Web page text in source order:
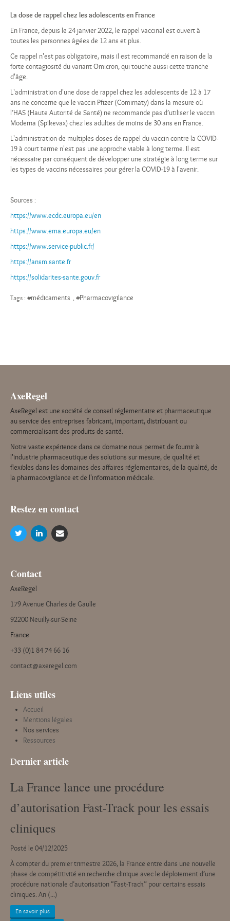
La dose de rappel chez les adolescents en France
En France, depuis le 24 janvier 2022, le rappel vaccinal est ouvert à
toutes les personnes âgées de 12 ans et plus.
Ce rappel n'est pas obligatoire, mais il est recommandé en raison de la
forte contagiosité du variant Omicron, qui touche aussi cette tranche
d'âge.
L'administration d'une dose de rappel chez les adolescents de 12 à 17
ans ne concerne que le vaccin Pfizer (Comirnaty) dans la mesure où
l’HAS (Haute Autorité de Santé) ne recommande pas d’utiliser le vaccin
Moderna (Spikevax) chez les adultes de moins de 30 ans en France.
L'administration de multiples doses de rappel du vaccin contre la COVID-
19 à court terme n'est pas une approche viable à long terme. Il est
nécessaire par conséquent de développer une stratégie à long terme sur
les types de vaccins nécessaires pour gérer la COVID-19 à l'avenir.
Sources :
https://www.ecdc.europa.eu/en
https://www.ema.europa.eu/en
https://www.service-public.fr/
https://ansm.sante.fr
https://solidarites-sante.gouv.fr
Tags : #médicaments #Pharmacovigilance
AxeRegel
AxeRegel est une société de conseil réglementaire et pharmaceutique
au service des entreprises fabricant, important, distribuant ou
commercialisant des produits de santé.
Notre vaste expérience dans ce domaine nous permet de fournir à
l'industrie pharmaceutique des solutions sur mesure, de qualité et
flexibles dans les domaines des affaires réglementaires, de la qualité, de
la pharmacovigilance et de l'information médicale.
Restez en contact
Contact
AxeRegel
179 Avenue Charles de Gaulle
92200 Neuilly-sur-Seine
France
+33 (0)1 84 74 66 16
contact@axeregel.com
Liens utiles
Accueil
Mentions légales
Nos services
Ressources
Dernier article
La France lance une procédure
d’autorisation Fast-Track pour les essais
cliniques
Posté le 04/12/2025
À compter du premier trimestre 2026, la France entre dans une nouvelle
phase de compétitivité en recherche clinique avec le déploiement d’une
procédure nationale d’autorisation “Fast-Track” pour certains essais
cliniques. An (...)
En savoir plus